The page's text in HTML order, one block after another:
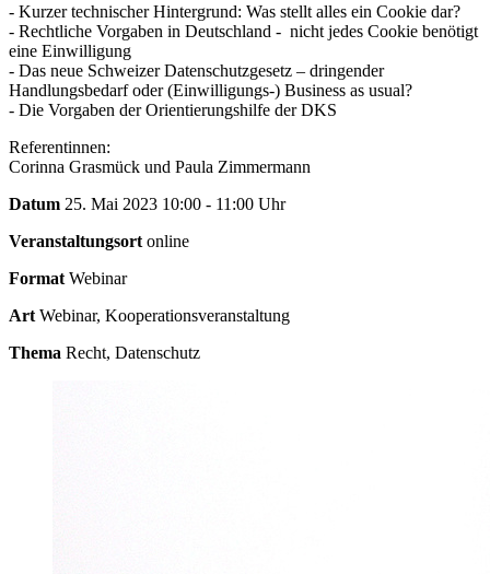
- Kurzer technischer Hintergrund: Was stellt alles ein Cookie dar?
- Rechtliche Vorgaben in Deutschland - nicht jedes Cookie benötigt
eine Einwilligung
- Das neue Schweizer Datenschutzgesetz – dringender
Handlungsbedarf oder (Einwilligungs-) Business as usual?
- Die Vorgaben der Orientierungshilfe der DKS
Referentinnen:
Corinna Grasmück und Paula Zimmermann
Datum 25. Mai 2023 10:00 - 11:00 Uhr
Veranstaltungsort online
Format Webinar
Art Webinar, Kooperationsveranstaltung
Thema Recht, Datenschutz